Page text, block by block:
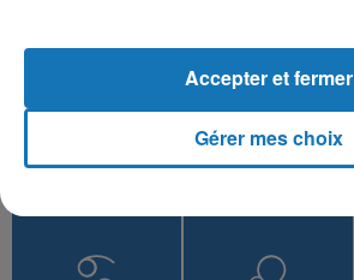
Gérer mes choix
Accepter et fermer